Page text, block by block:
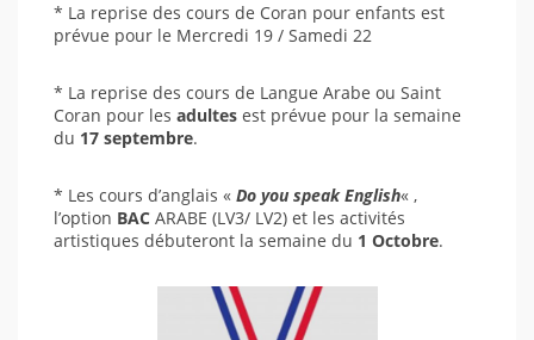
* La reprise des cours de Coran pour enfants est
prévue pour le Mercredi 19 / Samedi 22
* La reprise des cours de Langue Arabe ou Saint
Coran pour les adultes est prévue pour la semaine
du 17 septembre.
* Les cours d’anglais « Do you speak English« ,
l’option BAC ARABE (LV3/ LV2) et les activités
artistiques débuteront la semaine du 1 Octobre.